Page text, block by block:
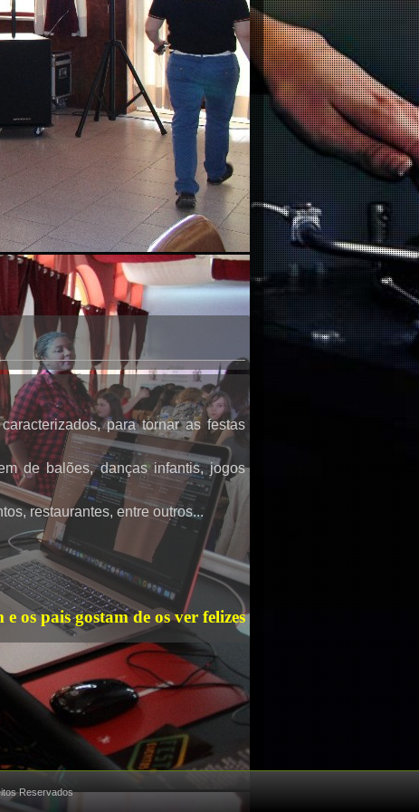
para tornar as festas
de balões, danças infantis, jogos
restaurantes, entre outros...
os pais gostam de os ver felizes
Reservados